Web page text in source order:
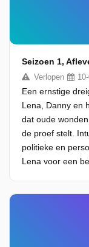
Seizoen 1,
Verlopen
Een ernstige
Lena, Danny en
dat oude
de proef stelt.
politieke en
Lena voor een